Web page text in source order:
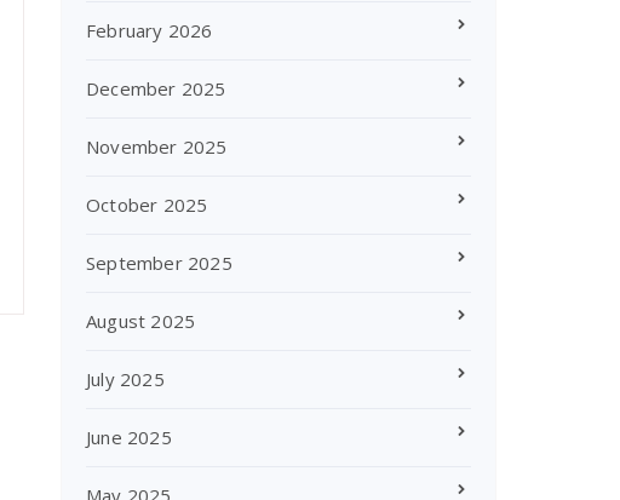
February 2026
December 2025
November 2025
October 2025
September 2025
August 2025
July 2025
June 2025
May 2025